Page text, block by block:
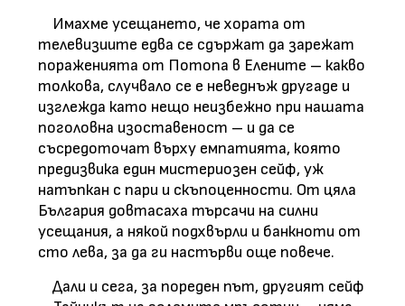
Имахме усещането, че хората от
телевизиите едва се сдържат да зарежат
пораженията от Потопа в Елените – какво
толкова, случвало се е неведнъж другаде и
изглежда като нещо неизбежно при нашата
поголовна изоставеност – и да се
съсредоточат върху емпатията, която
предизвика един мистериозен сейф, уж
натъпкан с пари и скъпоценности. От цяла
България довтасаха търсачи на силни
усещания, а някой подхвърли и банкноти от
сто лева, за да ги настърви още повече.
Дали и сега, за пореден път, другият сейф